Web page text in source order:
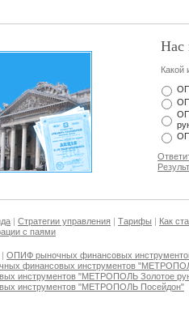
Нас
Какой
| Стратегии управления | Тарифы | Как
с паями
| ОПИФ рыночных финансовых
финансовых инструментов
инструментов "МЕТРОПОЛЬ Золотое
инструментов "МЕТРОПОЛЬ Посейдон"